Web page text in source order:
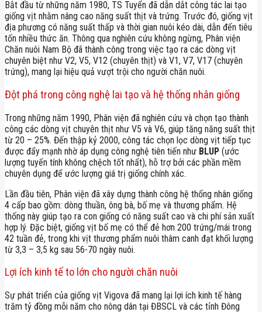
Bắt đầu từ những năm 1980, TS Tuyển đã dẫn dắt công tác lai tạo
giống vịt nhằm nâng cao năng suất thịt và trứng. Trước đó, giống vịt
địa phương có năng suất thấp và thời gian nuôi kéo dài, dẫn đến tiêu
tốn nhiều thức ăn. Thông qua nghiên cứu không ngừng, Phân viện
Chăn nuôi Nam Bộ đã thành công trong việc tạo ra các dòng vịt
chuyên biệt như V2, V5, V12 (chuyên thịt) và V1, V7, V17 (chuyên
trứng), mang lại hiệu quả vượt trội cho người chăn nuôi.
Đột phá trong công nghệ lai tạo và hệ thống nhân giống
Trong những năm 1990, Phân viện đã nghiên cứu và chọn tạo thành
công các dòng vịt chuyên thịt như V5 và V6, giúp tăng năng suất thịt
từ 20 – 25%. Đến thập kỷ 2000, công tác chọn lọc dòng vịt tiếp tục
được đẩy mạnh nhờ áp dụng công nghệ tiên tiến như BLUP (ước
lượng tuyến tính không chệch tốt nhất), hỗ trợ bởi các phần mềm
chuyên dụng để ước lượng giá trị giống chính xác.
Lần đầu tiên, Phân viện đã xây dựng thành công hệ thống nhân giống
4 cấp bao gồm: dòng thuần, ông bà, bố mẹ và thương phẩm. Hệ
thống này giúp tạo ra con giống có năng suất cao và chi phí sản xuất
hợp lý. Đặc biệt, giống vịt bố mẹ có thể đẻ hơn 200 trứng/mái trong
42 tuần đẻ, trong khi vịt thương phẩm nuôi thâm canh đạt khối lượng
từ 3,3 – 3,5 kg sau 56-70 ngày nuôi.
Lợi ích kinh tế to lớn cho người chăn nuôi
Sự phát triển của giống vịt Vigova đã mang lại lợi ích kinh tế hàng
trăm tỷ đồng mỗi năm cho nông dân tại ĐBSCL và các tỉnh Đông